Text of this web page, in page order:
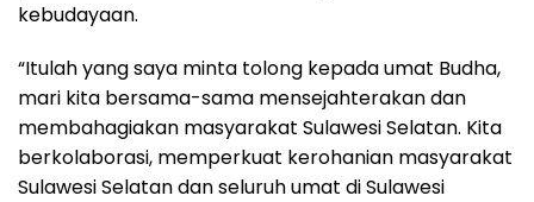
kebudayaan.
“Itulah yang saya minta tolong kepada umat Budha,
mari kita bersama-sama mensejahterakan dan
membahagiakan masyarakat Sulawesi Selatan. Kita
berkolaborasi, memperkuat kerohanian masyarakat
Sulawesi Selatan dan seluruh umat di Sulawesi